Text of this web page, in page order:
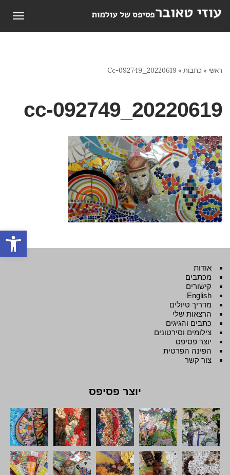
פתח
ראשי » כתבות »
20220619_092749-Cc
20220619_092749-cc
אודות
מכתבים
קישורים
English
מדריך טיולים
הרצאות שלי
כתבים והגיגים
צילומים וסירטונים
יוצר פסיפס
הפינה הפרטית
צור קשר
יוצר פסיפס